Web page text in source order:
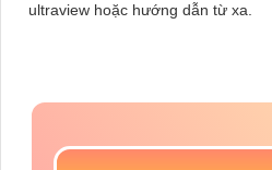
ultraview hoặc hướng dẫn từ xa.